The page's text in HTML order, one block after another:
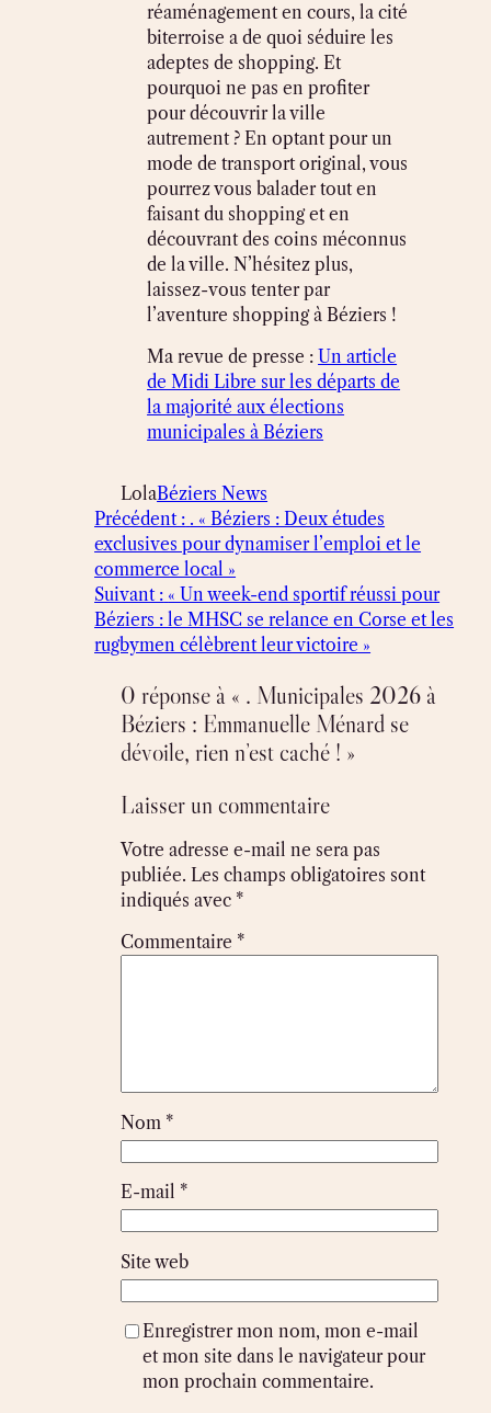
réaménagement en cours, la cité
biterroise a de quoi séduire les
adeptes de shopping. Et
pourquoi ne pas en profiter
pour découvrir la ville
autrement ? En optant pour un
mode de transport original, vous
pourrez vous balader tout en
faisant du shopping et en
découvrant des coins méconnus
de la ville. N’hésitez plus,
laissez-vous tenter par
l’aventure shopping à Béziers !
Ma revue de presse :Un article
de Midi Libre sur les départs de
la majorité aux élections
municipales à Béziers
LolaBéziers News
Précédent : . « Béziers : Deux études
exclusives pour dynamiser l’emploi et le
commerce local »
Suivant : « Un week-end sportif réussi pour
Béziers : le MHSC se relance en Corse et les
rugbymen célèbrent leur victoire »
0 réponse à « . Municipales 2026 à
Béziers : Emmanuelle Ménard se
dévoile, rien n’est caché ! »
Laisser un commentaire
Votre adresse e-mail ne sera pas
publiée. Les champs obligatoires sont
indiqués avec *
Commentaire *
Nom *
E-mail *
Site web
Enregistrer mon nom, mon e-mail
et mon site dans le navigateur pour
mon prochain commentaire.